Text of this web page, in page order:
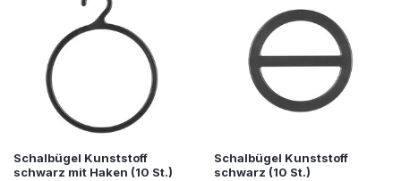
Schalbügel Kunststoff
schwarz mit Haken (10 St.)
Schalbügel Kunststoff
schwarz (10 St.)